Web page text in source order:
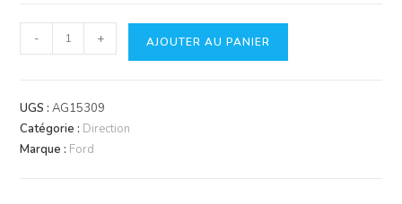
quantité
de
Fou
Boîtier
Renvoi
- + AJOUTER AU PANIER
UGS :AG15309
Catégorie : Direction
Marque : Ford